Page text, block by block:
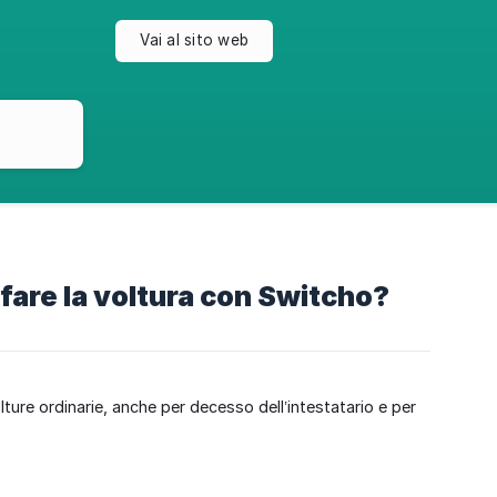
Vai al sito web
la voltura con Switcho?
ordinarie, anche per decesso dell’intestatario e per